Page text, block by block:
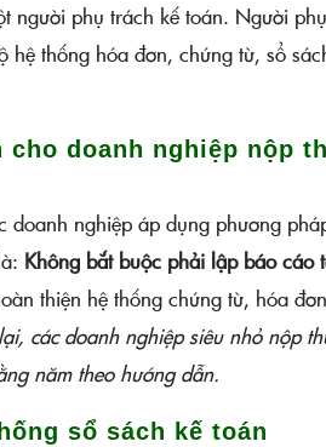
người phụ trách kế toán. Người
hệ thống hóa đơn, chứng từ, sổ
doanh nghiệp nộp
nghiệp áp dụng phương
Không bắt buộc phải lập báo cáo
thiện hệ thống chứng từ, hóa
các doanh nghiệp siêu nhỏ nộp
năm theo hướng dẫn.
sổ sách kế toán